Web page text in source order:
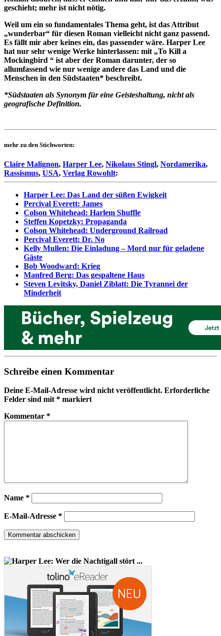
geschieht; mehr ist nicht nötig.
Weil um ein so fundamentales Thema geht, ist das Attribut
„wunderbar“ für diesen Roman vielleicht nicht ganz passend.
Es fällt mir aber keines ein, das passender wäre. Harper Lee
hat nur sehr wenige Werke hinterlassen: mit „To Kill a
Mockingbird “ ist aber der Roman darunter, der so
allumfassend wie nur wenige andere das Land und die
Menschen in den Südstaaten* beschreibt.
*Südstaaten als Synonym für eine Geisteshaltung, nicht als
geografische Definition.
mehr zu den Stichworten:
Claire Malignon, Harper Lee, Nikolaus Stingl, Nordamerika,
Rassismus, USA, Verlag Rowohlt:
Harper Lee: Das Land der süßen Ewigkeit
Percival Everett: James
Colson Whitehead: Harlem Shuffle
Steffen Kopetzky: Propaganda
Colson Whitehead: Underground Railroad
Percival Everett: Dr. No
Kelly Mullen: Die Einladung – Mord nur für geladene
Gäste
Bob Woodward: Krieg
Manfred Berg: Das gespaltene Haus
Steven Levitsky, Daniel Ziblatt: Die Tyrannei der
Minderheit
Schreibe einen Kommentar
Deine E-Mail-Adresse wird nicht veröffentlicht. Erforderliche
Felder sind mit * markiert
Kommentar *
Name *
E-Mail-Adresse *